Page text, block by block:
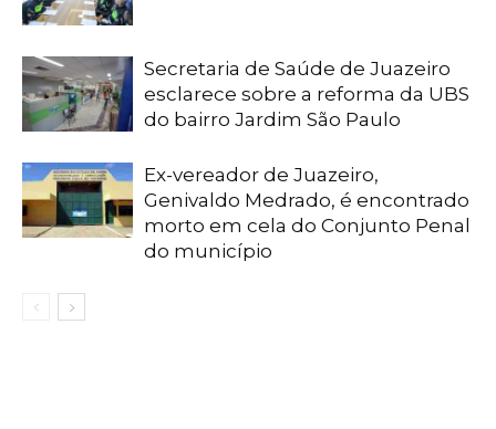
Secretaria de Saúde de Juazeiro
esclarece sobre a reforma da UBS
do bairro Jardim São Paulo
Ex-vereador de Juazeiro,
Genivaldo Medrado, é encontrado
morto em cela do Conjunto Penal
do município